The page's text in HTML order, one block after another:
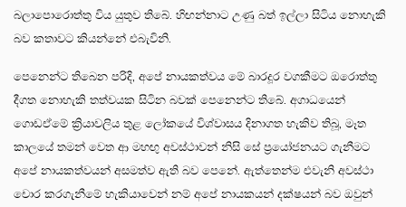
බලාපොරොත්තු විය යුතුව තිබේ. හිඟන්නාට උණු බත් ඉල්ලා සිටිය නොහැකි
බව කතාවට කියන්නේ එබැවිනි.
පෙනෙන්ට තිබෙන පරිදි, අපේ නායකත්වය මේ බාරදූර වගකීමට ඔරොත්තු
දීගත නොහැකි තත්වයක සිටින බවක් පෙනෙන්ට තිබේ. අගාධයෙන්
ගොඩඒමේ ක්‍රියාවලිය තුළ ලෝකයේ විශ්වාසය දිනාගත හැකිව තිබූ, මෑත
කාලයේ තමන් වෙත ආ මහඟු අවස්ථාවන් නිසි සේ ප්‍රයෝජනයට ගැනීමට
අපේ නායකත්වයන් අසමත්ව ඇති බව පෙනේ. ඇත්තෙන්ම එවැනි අවස්ථා
චොර කරගැනීමේ හැකියාවෙන් නම් අපේ නායකයන් දක්ෂයන් බව ඔවුන්